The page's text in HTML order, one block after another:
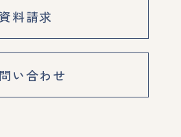
料請求
い合わせ